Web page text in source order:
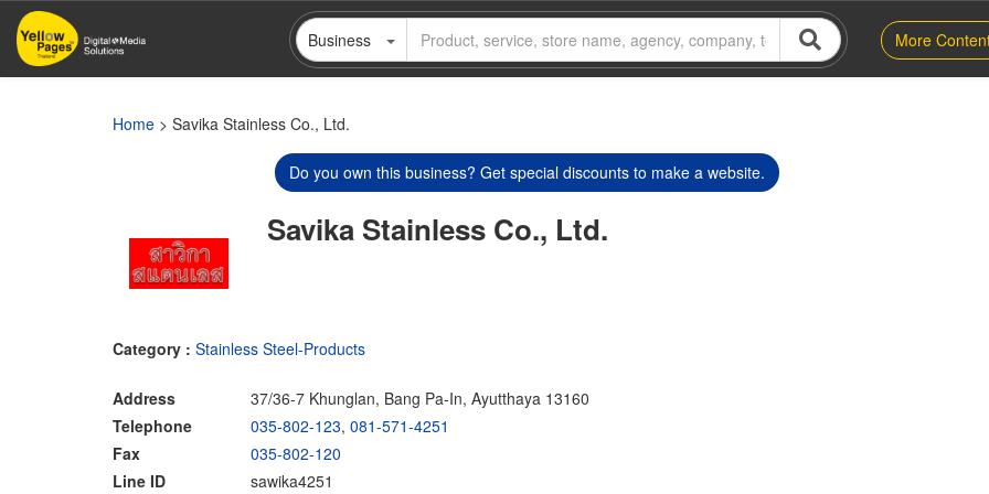
Skip
main
Business More
Home > Savika Stainless Co., Ltd.
Do you own this business? Get special discounts to make a website.
Savika Stainless Co., Ltd.
Category : Stainless Steel-Products
Address
37/36-7 Khunglan, Bang Pa-In, Ayutthaya 13160
Telephone
035-802-123, 081-571-4251
Fax
035-802-120
Line ID
sawika4251